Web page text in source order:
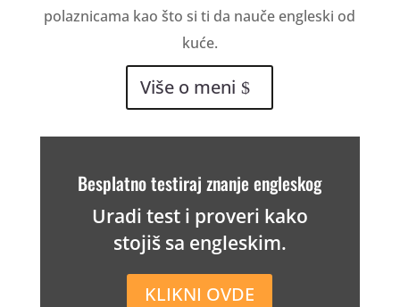
polaznicama kao što si ti da nauče engleski od
kuće.
Više o meni
Besplatno testiraj znanje engleskog
Uradi test i proveri kako
stojiš sa engleskim.
KLIKNI OVDE